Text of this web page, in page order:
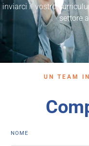
inviarci il vostro
settore
UN TEAM
NOME